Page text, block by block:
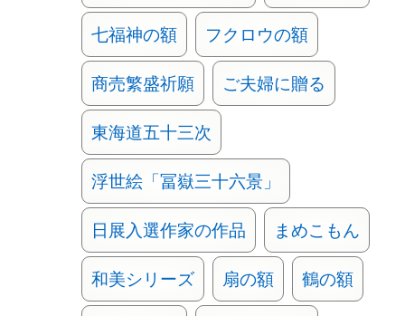
七福神の額 フクロウの額
商売繁盛祈願 ご夫婦に贈る
東海道五十三次
浮世絵「冨嶽三十六景」
日展入選作家の作品 まめこもん
和美シリーズ 扇の額 鶴の額